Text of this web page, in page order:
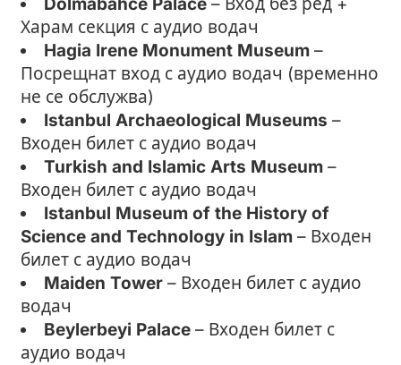
Dolmabahce Palace – Вход без ред +
Харам секция с аудио водач
Hagia Irene Monument Museum –
Посрещнат вход с аудио водач (временно
не се обслужва)
Istanbul Archaeological Museums –
Входен билет с аудио водач
Turkish and Islamic Arts Museum –
Входен билет с аудио водач
Istanbul Museum of the History of
Science and Technology in Islam – Входен
билет с аудио водач
Maiden Tower – Входен билет с аудио
водач
Beylerbeyi Palace – Входен билет с
аудио водач